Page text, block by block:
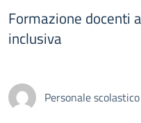
Formazione docenti
inclusiva
Personale scolastico